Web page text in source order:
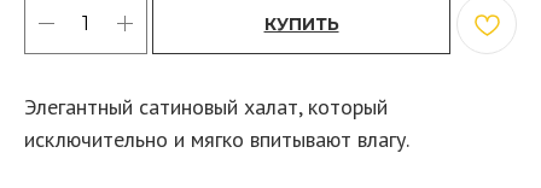
КУПИТЬ
Элегантный сатиновый халат, который
исключительно и мягко впитывают влагу.